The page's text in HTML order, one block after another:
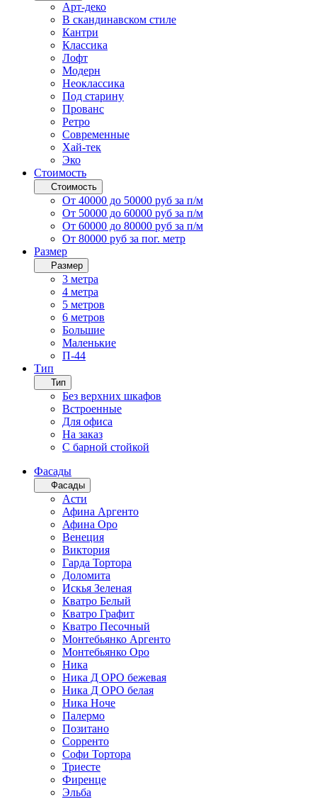
Арт-деко
В скандинавском стиле
Кантри
Классика
Лофт
Модерн
Неоклассика
Под старину
Прованс
Ретро
Современные
Хай-тек
Эко
Стоимость
Стоимость
От 40000 до 50000 руб за п/м
От 50000 до 60000 руб за п/м
От 60000 до 80000 руб за п/м
От 80000 руб за пог. метр
Размер
Размер
3 метра
4 метра
5 метров
6 метров
Большие
Маленькие
П-44
Тип
Тип
Без верхних шкафов
Встроенные
Для офиса
На заказ
С барной стойкой
Фасады
Фасады
Асти
Афина Аргенто
Афина Оро
Венеция
Виктория
Гарда Тортора
Доломита
Искья Зеленая
Кватро Белый
Кватро Графит
Кватро Песочный
Монтебьянко Аргенто
Монтебьянко Оро
Ника
Ника Д ОРО бежевая
Ника Д ОРО белая
Ника Ноче
Палермо
Позитано
Сорренто
Софи Тортора
Триесте
Фиренце
Эльба